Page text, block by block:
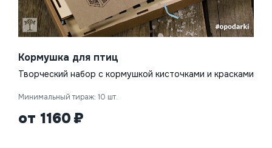
Кормушка для птиц
Творческий набор с кормушкой кисточками и красками
Минимальный тираж: 10 шт.
от 1160